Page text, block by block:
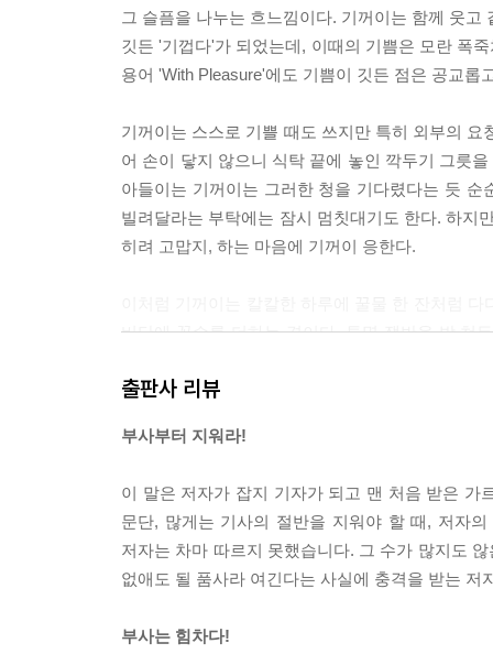
그 슬픔을 나누는 흐느낌이다. 기꺼이는 함께 웃
깃든 '기껍다'가 되었는데, 이때의 기쁨은 모란 폭
용어 'With Pleasure'에도 기쁨이 깃든 점은 공교롭
기꺼이는 스스로 기쁠 때도 쓰지만 특히 외부의
어 손이 닿지 않으니 식탁 끝에 놓인 깍두기 그릇
아들이는 기꺼이는 그러한 청을 기다렸다는 듯
빌려달라는 부탁에는 잠시 멈칫대기도 한다. 하지
히려 고맙지, 하는 마음에 기꺼이 응한다.
비단에 꽃수를 더하는 격이다. 투명 쟁반을 받 쳐
영영 달 줄만 알았던 기꺼이인데 어떤 안간힘, '기
없다. 그 부탁이 청을 넘어 간청에 이르고, 그 간청
'기어기'가 스민 기꺼이의 흔적은 일상의 곳곳에
스티안 짐머만, 7일 자가 격리 기꺼이 감수'나 우
민간인이 그저 기쁜 마음으로 기초 군사 훈련에
출판사 리뷰
부사부터 지워라!
이 말은 저자가 잡지 기자가 되고 맨 처음 받은 가
문단, 많게는 기사의 절반을 지워야 할 때, 저자
저자는 차마 따르지 못했습니다. 그 수가 많지도
없애도 될 품사라 여긴다는 사실에 충격을 받는
부사는 힘차다!